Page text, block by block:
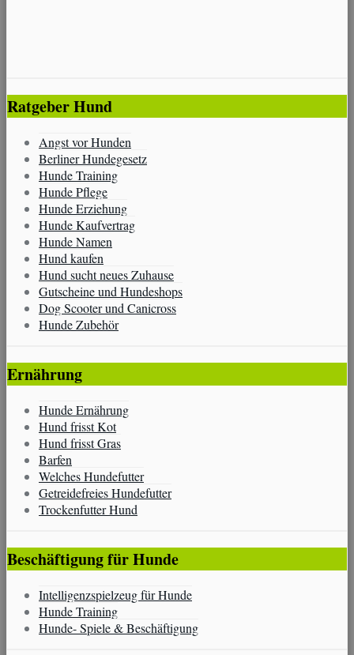
Ratgeber Hund
Angst vor Hunden
Berliner Hundegesetz
Hunde Training
Hunde Pflege
Hunde Erziehung
Hunde Kaufvertrag
Hunde Namen
Hund kaufen
Hund sucht neues Zuhause
Gutscheine und Hundeshops
Dog Scooter und Canicross
Hunde Zubehör
Ernährung
Hunde Ernährung
Hund frisst Kot
Hund frisst Gras
Barfen
Welches Hundefutter
Getreidefreies Hundefutter
Trockenfutter Hund
Beschäftigung für Hunde
Intelligenzspielzeug für Hunde
Hunde Training
Hunde- Spiele & Beschäftigung